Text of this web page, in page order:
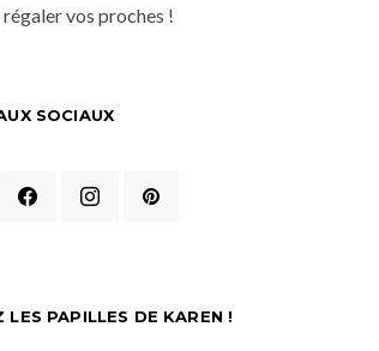
régaler vos proches !
SOCIAUX
LES PAPILLES DE KAREN !